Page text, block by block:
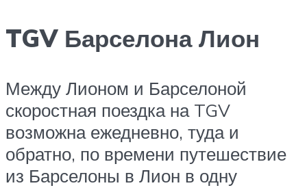
TGV Барселона Лион
Между Лионом и Барселоной
скоростная поездка на TGV
возможна ежедневно, туда и
обратно, по времени путешествие
из Барселоны в Лион в одну